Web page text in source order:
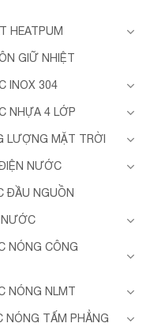
HEATPUM
GIỮ NHIỆT
INOX 304
NHỰA 4 LỚP
LƯỢNG MẶT TRỜI
NƯỚC
ĐẦU NGUỒN
NÓNG CÔNG
NÓNG NLMT
NÓNG TẤM PHẲNG